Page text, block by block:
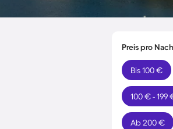
Preis pro
Bis 100 €
100 € - 199
Ab 200 €